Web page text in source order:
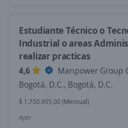
Estudiante Técnico o
Industrial o areas
realizar practicas
4,6
Manpower Group
Bogotá, D.C., Bogotá, D.C.
$ 1.750.905,00 (Mensual)
Ayer